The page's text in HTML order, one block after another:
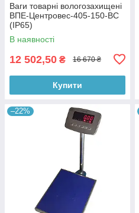
Ваги товарні вологозахищені
ВПЕ-Центровес-405-150-ВС
(IP65)
В наявності
12 502,50 ₴ 16 670 ₴
Купити
–22%